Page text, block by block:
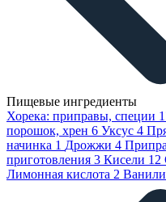
Пищевые ингредиенты
Хорека: приправы, специи
порошок, хрен 6 Уксус 4
начинка 1 Дрожжи 4
приготовления 3 Кисели 12
Лимонная кислота 2